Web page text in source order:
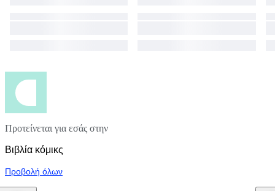
Προτείνεται για εσάς στην
Βιβλία κόμικς
Προβολή όλων